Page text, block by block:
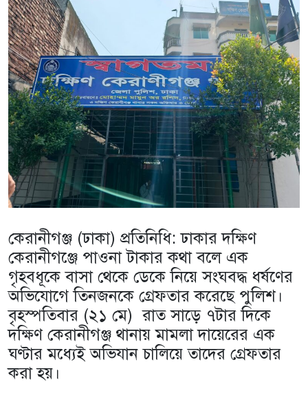
কেরানীগঞ্জ (ঢাকা) প্রতিনিধি: ঢাকার দক্ষিণ
কেরানীগঞ্জে পাওনা টাকার কথা বলে এক
গৃহবধূকে বাসা থেকে ডেকে নিয়ে সংঘবদ্ধ ধর্ষণের
অভিযোগে তিনজনকে গ্রেফতার করেছে পুলিশ।
বৃহস্পতিবার (২১ মে) রাত সাড়ে ৭টার দিকে
দক্ষিণ কেরানীগঞ্জ থানায় মামলা দায়েরের এক
ঘণ্টার মধ্যেই অভিযান চালিয়ে তাদের গ্রেফতার
করা হয়।